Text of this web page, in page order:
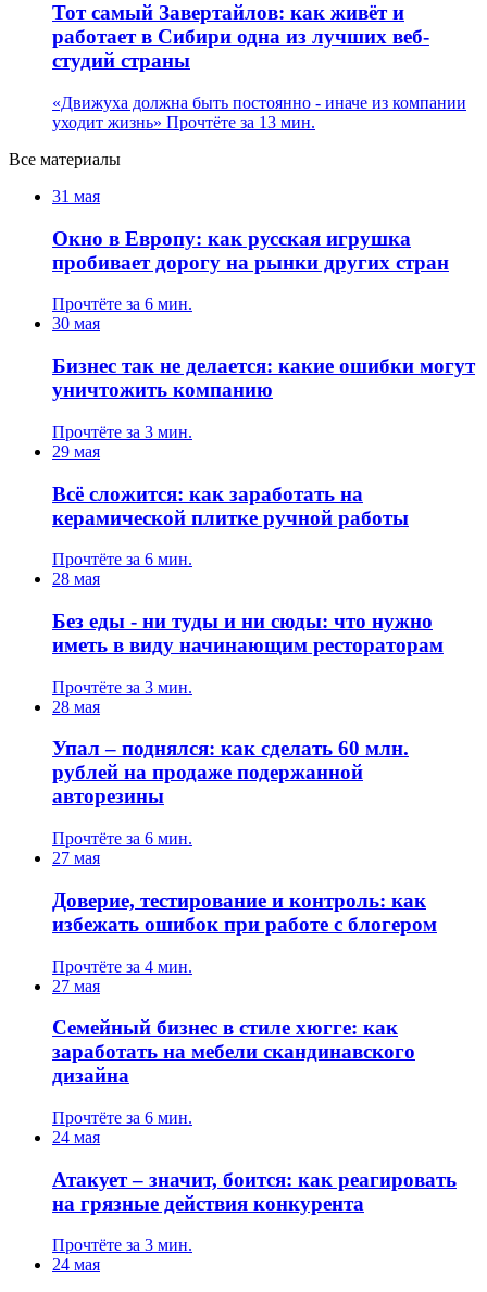
Тот самый Завертайлов: как живёт и
работает в Сибири одна из лучших веб-
студий страны
«Движуха должна быть постоянно - иначе из компании
уходит жизнь» Прочтёте за 13 мин.
Все материалы
31 мая
Окно в Европу: как русская игрушка
пробивает дорогу на рынки других стран
Прочтёте за 6 мин.
30 мая
Бизнес так не делается: какие ошибки могут
уничтожить компанию
Прочтёте за 3 мин.
29 мая
Всё сложится: как заработать на
керамической плитке ручной работы
Прочтёте за 6 мин.
28 мая
Без еды - ни туды и ни сюды: что нужно
иметь в виду начинающим рестораторам
Прочтёте за 3 мин.
28 мая
Упал – поднялся: как сделать 60 млн.
рублей на продаже подержанной
авторезины
Прочтёте за 6 мин.
27 мая
Доверие, тестирование и контроль: как
избежать ошибок при работе с блогером
Прочтёте за 4 мин.
27 мая
Семейный бизнес в стиле хюгге: как
заработать на мебели скандинавского
дизайна
Прочтёте за 6 мин.
24 мая
Атакует – значит, боится: как реагировать
на грязные действия конкурента
Прочтёте за 3 мин.
24 мая